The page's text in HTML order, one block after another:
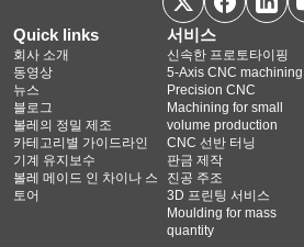
Quick links
회사 소개
동영상
뉴스
블로그
볼레의 정밀 제조
카테고리별 가이드라인
기계 유지보수
볼레 메이드 인 차이나 스
토어
서비스
신속한 프로토타이핑
5‑Axis CNC machining
Precision CNC
Machining for small
volume production
CNC 선반 터닝
판금 제작
진공 주조
3D 프린팅 서비스
Moulding for mass
quantity